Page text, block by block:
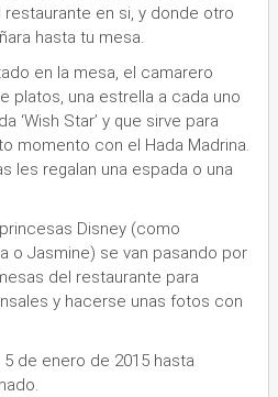
restaurante en si, y donde otro
hasta tu mesa.
en la mesa, el camarero
platos, una estrella a cada uno
‘Wish Star’ y que sirve para
momento con el Hada Madrina.
les regalan una espada o una
Disney (como
o Jasmine) se van pasando por
del restaurante para
y hacerse unas fotos con
de enero de 2015 hasta